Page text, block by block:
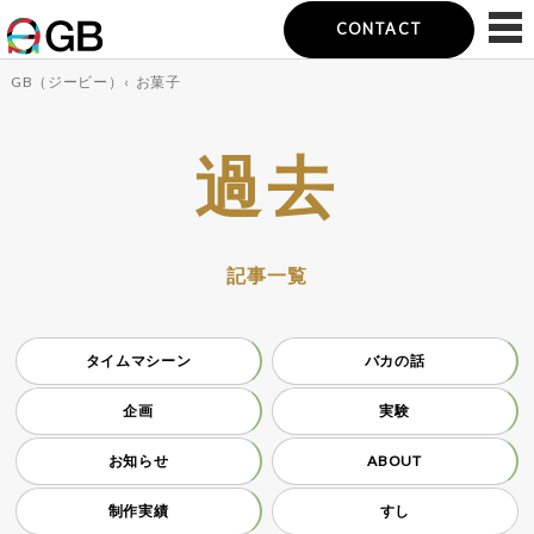
CONTACT
GB（ジービー） ‹ お菓子
過去
記事一覧
タイムマシーン バカの話
企画 実験
お知らせ ABOUT
制作実績 すし